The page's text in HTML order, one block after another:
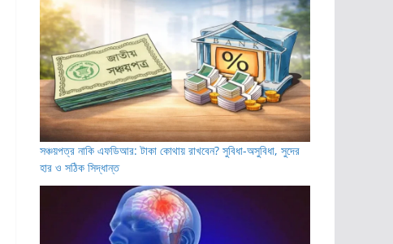
সঞ্চয়পত্র নাকি এফডিআর: টাকা কোথায় রাখবেন? সুবিধা-অসুবিধা, সুদের
হার ও সঠিক সিদ্ধান্ত